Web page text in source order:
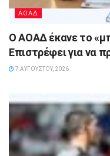
ΑΟΑΔ
Ο ΑΟΑΔ έκανε το
Επιστρέφει για να
7 ΑΥΓΟΎΣΤΟΥ, 2026